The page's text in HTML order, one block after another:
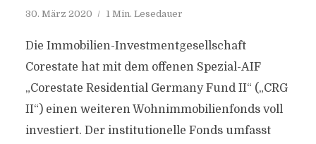
30. März 2020 1 Min. Lesedauer
Die Immobilien-Investmentgesellschaft
Corestate hat mit dem offenen Spezial-AIF
„Corestate Residential Germany Fund II“ („CRG
II“) einen weiteren Wohnimmobilienfonds voll
investiert. Der institutionelle Fonds umfasst